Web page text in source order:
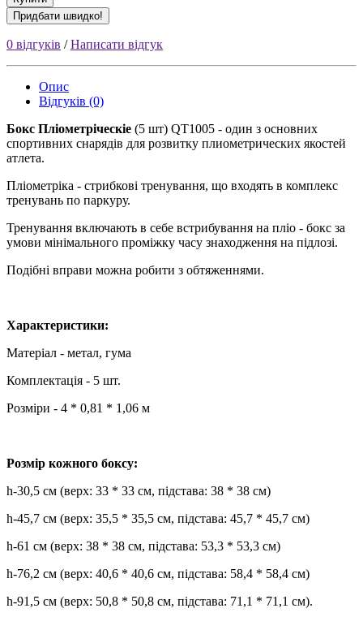
Придбати швидко!
0 відгуків /Написати відгук
Опис
Відгуків (0)
Бокс Пліометріческіе (5 шт) QT1005 - один з основних
спортивних снарядів для розвитку плиометрических якостей
атлета.
Пліометріка - стрибкові тренування, що входять в комплекс
тренувань по паркуру.
Тренування включають в себе встрибування на пліо - бокс за
умови мінімального проміжку часу знаходження на підлозі.
Подібні вправи можна робити з обтяженнями.
Характеристики:
Матеріал - метал, гума
Комплектація - 5 шт.
Розміри - 4 * 0,81 * 1,06 м
Розмір кожного боксу:
h-30,5 см (верх: 33 * 33 см, підстава: 38 * 38 см)
h-45,7 см (верх: 35,5 * 35,5 см, підстава: 45,7 * 45,7 см)
h-61 см (верх: 38 * 38 см, підстава: 53,3 * 53,3 см)
h-76,2 см (верх: 40,6 * 40,6 см, підстава: 58,4 * 58,4 см)
h-91,5 см (верх: 50,8 * 50,8 см, підстава: 71,1 * 71,1 см).